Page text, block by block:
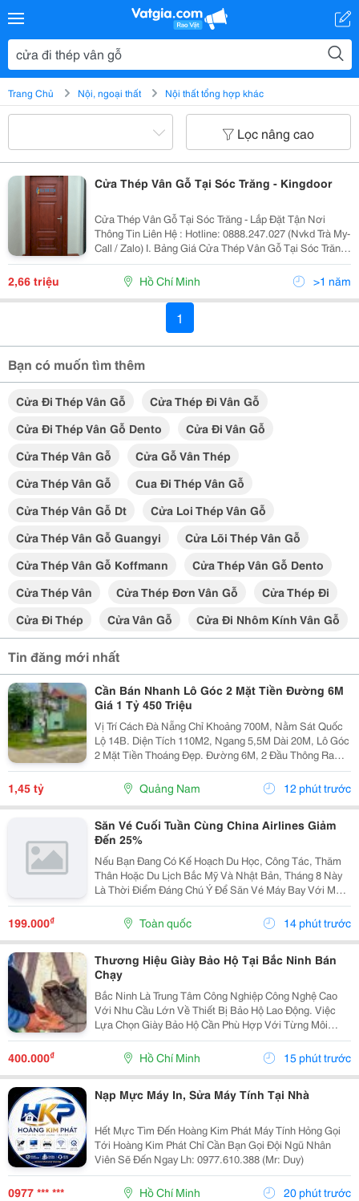
Trang Chủ Nội, ngoại thất Nội thất tổng hợp khác
Lọc nâng cao
Cửa Thép Vân Gỗ Tại Sóc Trăng - Kingdoor
Cửa Thép Vân Gỗ Tại Sóc Trăng - Lắp Đặt Tận Nơi
Thông Tin Liên Hệ : Hotline: 0888.247.027 (Nvkd Trà My-
Call / Zalo) I. Bảng Giá Cửa Thép Vân Gỗ Tại Sóc Trăng
: 1. Giá M2 Cửa Đi Thép Vân Gỗ Tại Quận Sóc Trăng :
&Mdash; Cửa Thép Vân Gỗ...
2,66 triệu Hồ Chí Minh >1 năm
1
Bạn có muốn tìm thêm
Cửa Đi Thép Vân Gỗ
Cửa Thép Đi Vân Gỗ
Cửa Đi Thép Vân Gỗ Dento
Cửa Đi Vân Gỗ
Cửa Thép Vân Gỗ
Cửa Gỗ Vân Thép
Cửa Thép Vân Gỗ
Cua Đi Thép Vân Gỗ
Cửa Thép Vân Gỗ Dt
Cửa Loi Thép Vân Gỗ
Cửa Thép Vân Gỗ Guangyi
Cửa Lõi Thép Vân Gỗ
Cửa Thép Vân Gỗ Koffmann
Cửa Thép Vân Gỗ Dento
Cửa Thép Vân
Cửa Thép Đơn Vân Gỗ
Cửa Thép Đi
Cửa Đi Thép
Cửa Vân Gỗ Cửa Đi Nhôm Kính Vân Gỗ
Tin đăng mới nhất
Cần Bán Nhanh Lô Góc 2 Mặt Tiền Đường 6M
Giá 1 Tỷ 450 Triệu
Vị Trí Cách Đà Nẵng Chỉ Khoảng 700M, Nằm Sát Quốc
Lộ 14B. Diện Tích 110M2, Ngang 5,5M Dài 20M, Lô Góc
2 Mặt Tiền Thoáng Đẹp. Đường 6M, 2 Đầu Thông Ra
Quốc Lộ 14B Và Đt609, Di Chuyển Thuận Tiện. Khu Dân
Cư Đông Đúc, Nhà Cửa Hiện Hữu, Tiện Ích...
1,45 tỷ Quảng Nam 12 phút trước
Săn Vé Cuối Tuần Cùng China Airlines Giảm
Đến 25%
Nếu Bạn Đang Có Kế Hoạch Du Học, Công Tác, Thăm
Thân Hoặc Du Lịch Bắc Mỹ Và Nhật Bản, Tháng 8 Này
Là Thời Điểm Đáng Chú Ý Để Săn Vé Máy Bay Với Mức
Giá Ưu Đãi. China Airlines Triển Khai Chương Trình Ưu
Đãi Cuối Tuần Giảm Đến 25% Cho Một Số Hành Trình...
199.000₫ Toàn quốc 14 phút trước
Thương Hiệu Giày Bảo Hộ Tại Bắc Ninh Bán
Chạy
Bắc Ninh Là Trung Tâm Công Nghiệp Công Nghệ Cao
Với Nhu Cầu Lớn Về Thiết Bị Bảo Hộ Lao Động. Việc
Lựa Chọn Giày Bảo Hộ Cần Phù Hợp Với Từng Môi
Trường Làm Việc, Từ Cơ Khí, Sản Xuất Đến Phòng
Sạch, Điện Tử. Bài Viết Cung Cấp Những Thông Tin
Thực Tế Về...
400.000₫ Hồ Chí Minh 15 phút trước
Nạp Mực Máy In, Sửa Máy Tính Tại Nhà
Hết Mực Tìm Đến Hoàng Kim Phát Máy Tính Hỏng Gọi
Tới Hoàng Kim Phát Chỉ Cần Bạn Gọi Đội Ngũ Nhân
Viên Sẽ Đến Ngay Lh: 0977.610.388 (Mr: Duy)
0977 *** *** Hồ Chí Minh 20 phút trước